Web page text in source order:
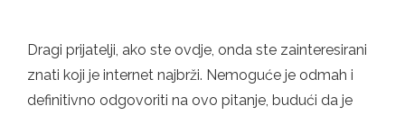
Dragi prijatelji, ako ste ovdje, onda ste zainteresirani
znati koji je internet najbrži. Nemoguće je odmah i
definitivno odgovoriti na ovo pitanje, budući da je